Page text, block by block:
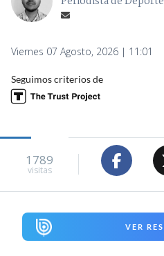
Viernes 07 Agosto, 2026 | 11:01
Seguimos criterios de
1789
visitas
VER